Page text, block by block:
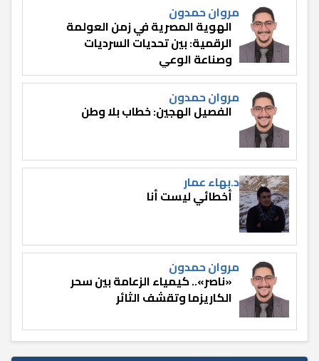
مروان حمدون
الهوية المصرية في زمن العولمة
الرقمية: بين تحديات السرديات
وصناعة الوعي
مروان حمدون
الفصيل الهجين: خطاب بلا وطن
د.بهاء عمار
أخطائي ليست أنا
مروان حمدون
«ناصر».. كيمياء الزعامة بين سحر
الكاريزما وتقشف الثائر